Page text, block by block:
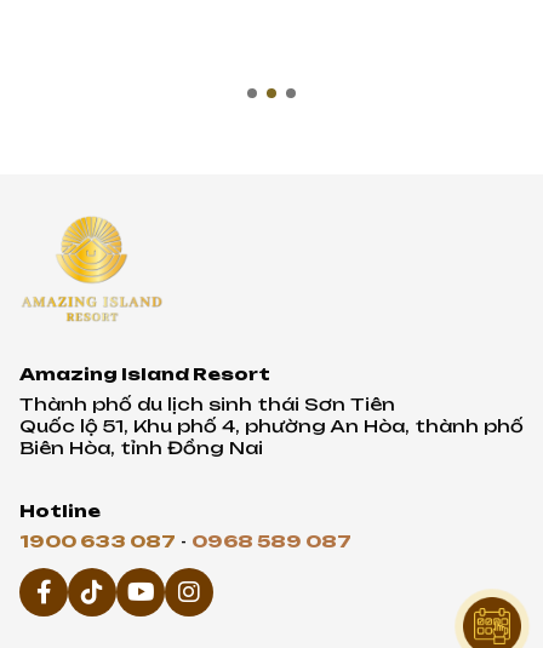
thảo mộc trên một nền
Amazing Island Resort
Thành phố du lịch sinh thái Sơn Tiên
Quốc lộ 51, Khu phố 4, phường An Hòa, thành phố
Biên Hòa, tỉnh Đồng Nai
Hotline
1900 633 087 - 0968 589 087